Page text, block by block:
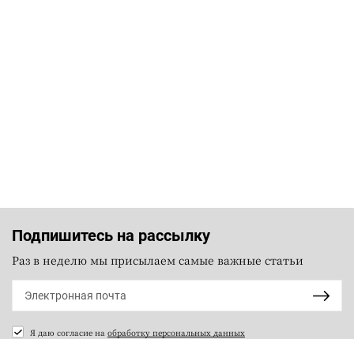
Подпишитесь на рассылку
Раз в неделю мы присылаем самые важные статьи
Я даю согласие на обработку персональных данных